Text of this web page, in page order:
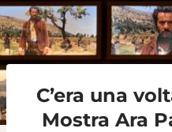
C’era una
Mostra Ara